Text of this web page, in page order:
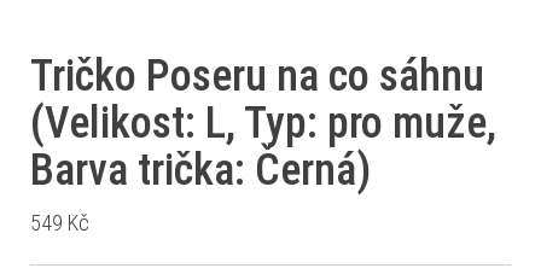
Tričko Poseru na co sáhnu
(Velikost: L, Typ: pro muže,
Barva trička: Černá)
549 Kč